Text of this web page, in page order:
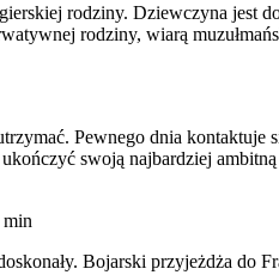
rodziny. Dziewczyna
rodziny, wiarą
Pewnego dnia
swoją najbardziej
Bojarski przyjeżdża do